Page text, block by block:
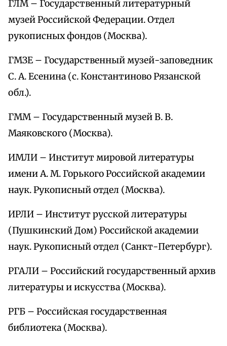
ГЛМ – Государственный литературный
музей Российской Федерации. Отдел
рукописных фондов (Москва).
ГМЗЕ – Государственный музей-заповедник
С. А. Есенина (с. Константиново Рязанской
обл.).
ГММ – Государственный музей В. В.
Маяковского (Москва).
ИМЛИ – Институт мировой литературы
имени А. М. Горького Российской академии
наук. Рукописный отдел (Москва).
ИРЛИ – Институт русской литературы
(Пушкинский Дом) Российской академии
наук. Рукописный отдел (Санкт-Петербург).
РГАЛИ – Российский государственный архив
литературы и искусства (Москва).
РГБ – Российская государственная
библиотека (Москва).